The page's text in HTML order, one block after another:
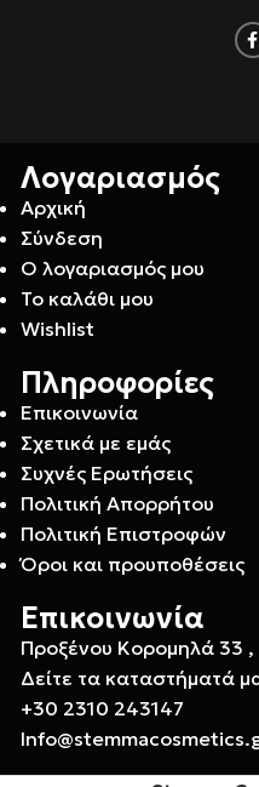
Λογαριασμός
Αρχική
Σύνδεση
Ο λογαριασμός μου
Το καλάθι μου
Wishlist
Πληροφορίες
Επικοινωνία
Σχετικά με εμάς
Συχνές Ερωτήσεις
Πολιτική Απορρήτου
Πολιτική Επιστροφών
Όροι και προυποθέσεις
Επικοινωνία
Προξένου Κορομηλά 33
Δείτε τα καταστήματά
+30 2310 243147